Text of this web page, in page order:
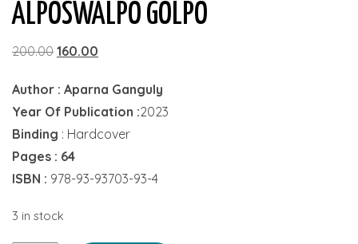
ALPOSWALPO GOLPO
200.00 Original
was:
₹200.00.
160.00
is:
₹160.00.
Author : Aparna Ganguly
Year Of Publication :2023
Binding : Hardcover
Pages : 64
ISBN : 978-93-93703-93-4
3 in stock